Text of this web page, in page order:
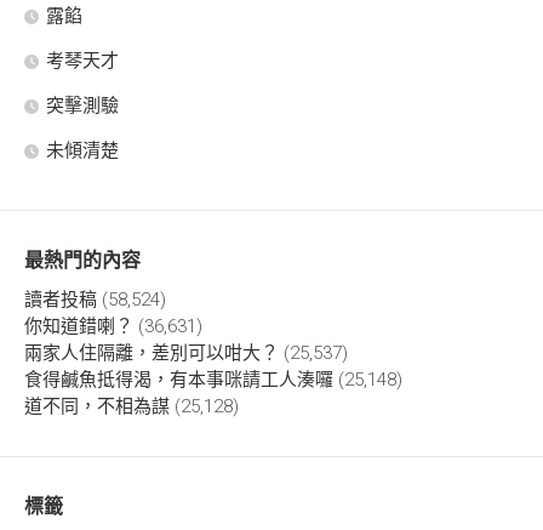
露餡
考琴天才
突擊測驗
未傾清楚
最熱門的內容
讀者投稿 (58,524)
你知道錯喇？ (36,631)
兩家人住隔離，差別可以咁大？ (25,537)
食得鹹魚抵得渴，有本事咪請工人湊囉 (25,148)
道不同，不相為謀 (25,128)
標籤